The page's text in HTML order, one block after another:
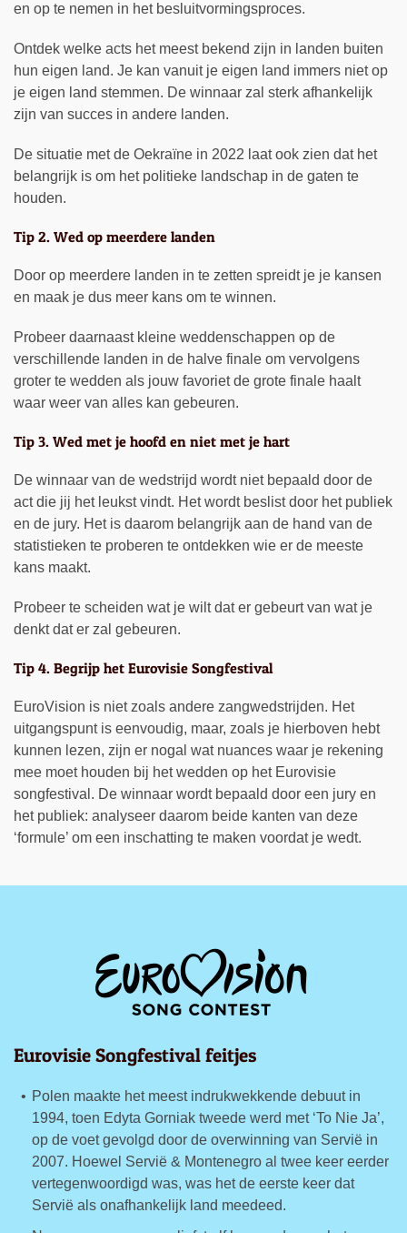
en op te nemen in het besluitvormingsproces.
Ontdek welke acts het meest bekend zijn in landen buiten
hun eigen land. Je kan vanuit je eigen land immers niet op
je eigen land stemmen. De winnaar zal sterk afhankelijk
zijn van succes in andere landen.
De situatie met de Oekraïne in 2022 laat ook zien dat het
belangrijk is om het politieke landschap in de gaten te
houden.
Tip 2. Wed op meerdere landen
Door op meerdere landen in te zetten spreidt je je kansen
en maak je dus meer kans om te winnen.
Probeer daarnaast kleine weddenschappen op de
verschillende landen in de halve finale om vervolgens
groter te wedden als jouw favoriet de grote finale haalt
waar weer van alles kan gebeuren.
Tip 3. Wed met je hoofd en niet met je hart
De winnaar van de wedstrijd wordt niet bepaald door de
act die jij het leukst vindt. Het wordt beslist door het publiek
en de jury. Het is daarom belangrijk aan de hand van de
statistieken te proberen te ontdekken wie er de meeste
kans maakt.
Probeer te scheiden wat je wilt dat er gebeurt van wat je
denkt dat er zal gebeuren.
Tip 4. Begrijp het Eurovisie Songfestival
EuroVision is niet zoals andere zangwedstrijden. Het
uitgangspunt is eenvoudig, maar, zoals je hierboven hebt
kunnen lezen, zijn er nogal wat nuances waar je rekening
mee moet houden bij het wedden op het Eurovisie
songfestival. De winnaar wordt bepaald door een jury en
het publiek: analyseer daarom beide kanten van deze
‘formule’ om een inschatting te maken voordat je wedt.
Eurovisie Songfestival feitjes
Polen maakte het meest indrukwekkende debuut in
1994, toen Edyta Gorniak tweede werd met ‘To Nie Ja’,
op de voet gevolgd door de overwinning van Servië in
2007. Hoewel Servië & Montenegro al twee keer eerder
vertegenwoordigd was, was het de eerste keer dat
Servië als onafhankelijk land meedeed.